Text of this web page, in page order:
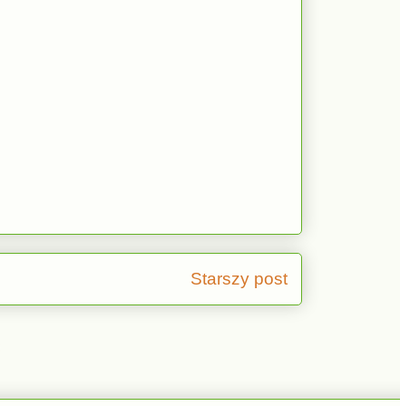
Starszy post